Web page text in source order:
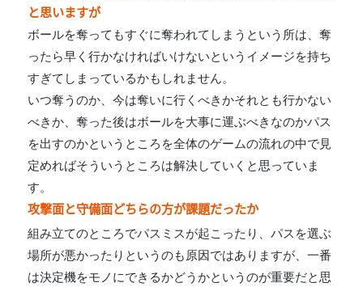
と思いますが
ボールを奪ってもすぐに奪われてしまうという所は、奪
ったら早く行かなければいけないというイメージを持ち
すぎてしまっているかもしれません。
いつ奪うのか、今は奪いに行くべきかそれとも行かない
べきか、奪った後はボールを大事に運ぶべきなのかパス
を出すのかというところを全体のゲームの流れの中で見
定めればそういうところは解決していくと思っていま
す。
攻撃面と守備面どちらの方が課題だったか
組み立てのところでパスミスが起こったり、パスを選ぶ
場所が悪かったりというのも原因ではありますが、一番
は決定機をモノにできるかどうかというのが重要だと思